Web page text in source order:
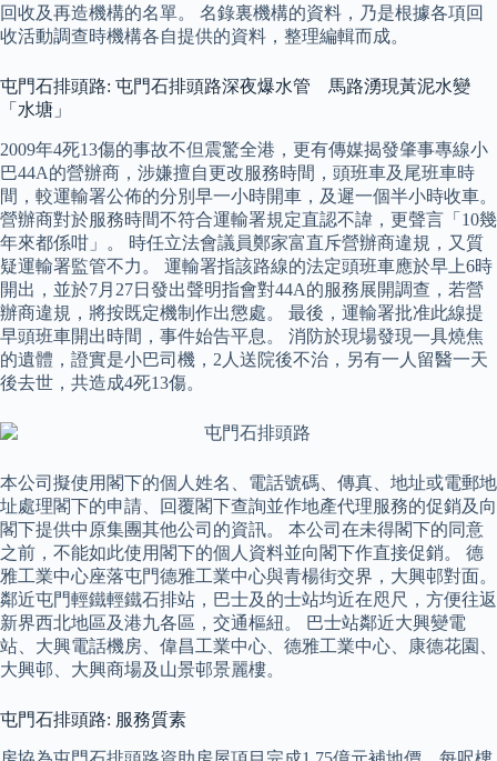
回收及再造機構的名單。 名錄裏機構的資料，乃是根據各項回
收活動調查時機構各自提供的資料，整理編輯而成。
屯門石排頭路: 屯門石排頭路深夜爆水管 馬路湧現黃泥水變
「水塘」
2009年4死13傷的事故不但震驚全港，更有傳媒揭發肇事專線小
巴44A的營辦商，涉嫌擅自更改服務時間，頭班車及尾班車時
間，較運輸署公佈的分別早一小時開車，及遲一個半小時收車。
營辦商對於服務時間不符合運輸署規定直認不諱，更聲言「10幾
年來都係咁」。 時任立法會議員鄭家富直斥營辦商違規，又質
疑運輸署監管不力。 運輸署指該路線的法定頭班車應於早上6時
開出，並於7月27日發出聲明指會對44A的服務展開調查，若營
辦商違規，將按既定機制作出懲處。 最後，運輸署批准此線提
早頭班車開出時間，事件始告平息。 消防於現場發現一具燒焦
的遺體，證實是小巴司機，2人送院後不治，另有一人留醫一天
後去世，共造成4死13傷。
本公司擬使用閣下的個人姓名、電話號碼、傳真、地址或電郵地
址處理閣下的申請、回覆閣下查詢並作地產代理服務的促銷及向
閣下提供中原集團其他公司的資訊。 本公司在未得閣下的同意
之前，不能如此使用閣下的個人資料並向閣下作直接促銷。 德
雅工業中心座落屯門德雅工業中心與青楊街交界，大興邨對面。
鄰近屯門輕鐵輕鐵石排站，巴士及的士站均近在咫尺，方便往返
新界西北地區及港九各區，交通樞紐。 巴士站鄰近大興變電
站、大興電話機房、偉昌工業中心、德雅工業中心、康德花園、
大興邨、大興商場及山景邨景麗樓。
屯門石排頭路: 服務質素